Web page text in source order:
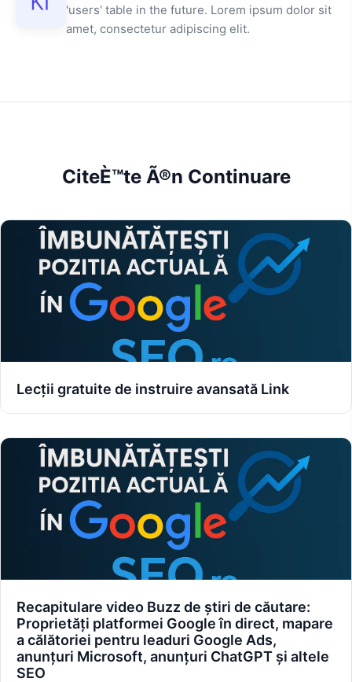
'users' table in the future. Lorem ipsum dolor sit
amet, consectetur adipiscing elit.
CiteÈ™te Ã®n Continuare
Lecții gratuite de instruire avansată Link
Recapitulare video Buzz de știri de căutare:
Proprietăți platformei Google în direct, mapare
a călătoriei pentru leaduri Google Ads,
anunțuri Microsoft, anunțuri ChatGPT și altele
SEO